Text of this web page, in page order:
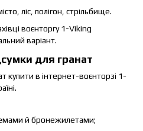
ліс, полігон, стрільбище.
воєнторгу 1-Viking
варіант.
для гранат
купити в інтернет-воєнторзі 1-
й бронежилетами;